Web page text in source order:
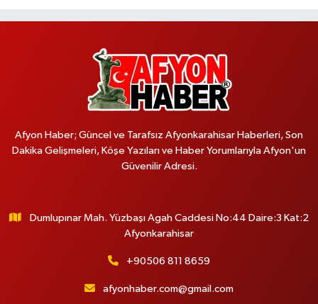
Afyon Haber; Güncel ve Tarafsız Afyonkarahisar Haberleri, Son
Dakika Gelişmeleri, Köşe Yazıları ve Haber Yorumlarıyla Afyon'un
Güvenilir Adresi.
Dumlupınar Mah. Yüzbaşı Agah Caddesi No:44 Daire:3 Kat:2
Afyonkarahisar
+90506 811 8659
afyonhaber.com@gmail.com